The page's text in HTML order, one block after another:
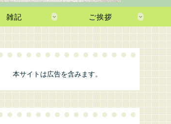
雑記 ご挨拶
本サイトは広告を含みます。